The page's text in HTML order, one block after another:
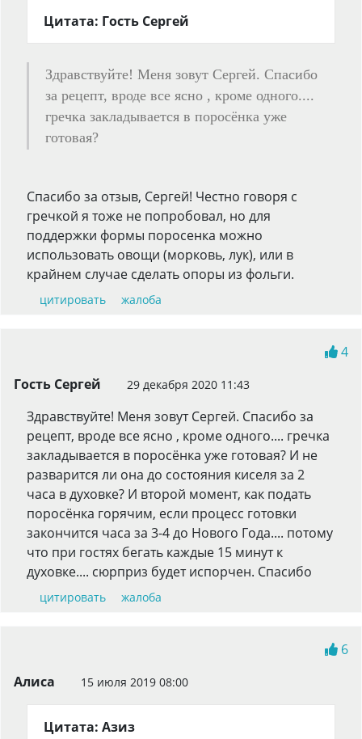
Цитата: Гость Сергей
Здравствуйте! Меня зовут Сергей. Спасибо
за рецепт, вроде все ясно , кроме одного....
гречка закладывается в поросёнка уже
готовая?
Спасибо за отзыв, Сергей! Честно говоря с
гречкой я тоже не попробовал, но для
поддержки формы поросенка можно
использовать овощи (морковь, лук), или в
крайнем случае сделать опоры из фольги.
цитировать жалоба
4
Гость Сергей
29 декабря 2020 11:43
Здравствуйте! Меня зовут Сергей. Спасибо за
рецепт, вроде все ясно , кроме одного.... гречка
закладывается в поросёнка уже готовая? И не
разварится ли она до состояния киселя за 2
часа в духовке? И второй момент, как подать
поросёнка горячим, если процесс готовки
закончится часа за 3-4 до Нового Года.... потому
что при гостях бегать каждые 15 минут к
духовке.... сюрприз будет испорчен. Спасибо
цитировать жалоба
6
Алиса
15 июля 2019 08:00
Цитата: Азиз